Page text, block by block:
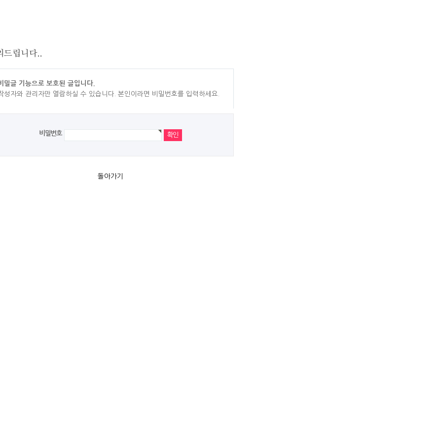
드립니다..
밀글 기능으로 보호된 글입니다.
성자와 관리자만 열람하실 수 있습니다. 본인이라면 비밀번호를 입력하세요.
비밀번호
돌아가기